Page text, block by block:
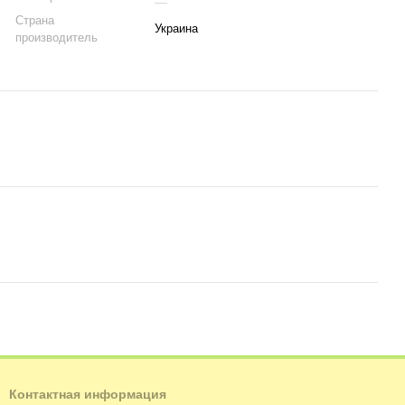
Страна
производитель
Украина
Контактная информация